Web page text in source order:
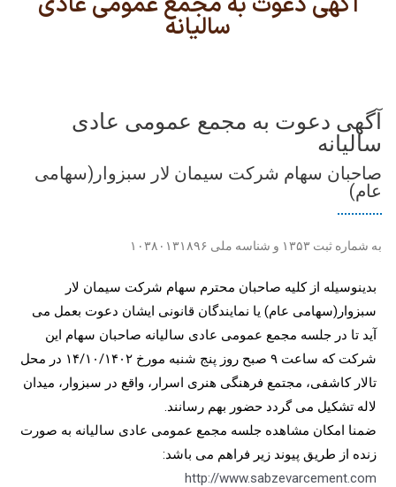
سالیانه
آگهی دعوت به مجمع عمومی عادی
سالیانه
صاحبان سهام شرکت سیمان لار سبزوار(سهامی
عام)
به شماره ثبت ۱۳۵۳ و شناسه ملی ۱۰۳۸۰۱۳۱۸۹۶
بدینوسیله از کلیه صاحبان محترم سهام شرکت سیمان لار
سبزوار(سهامی عام) یا نمایندگان قانونی ایشان دعوت بعمل می
آید تا در جلسه مجمع عمومی عادی سالیانه صاحبان سهام این
شرکت که ساعت ۹ صبح روز پنج شنبه مورخ ۱۴/۱۰/۱۴۰۲ در محل
تالار کاشفی، مجتمع فرهنگی هنری اسرار، واقع در سبزوار، میدان
لاله تشکیل می گردد حضور بهم رسانند.
ضمنا امکان مشاهده جلسه مجمع عمومی عادی سالیانه به صورت
زنده از طریق پیوند زیر فراهم می باشد:
http://www.sabzevarcement.com